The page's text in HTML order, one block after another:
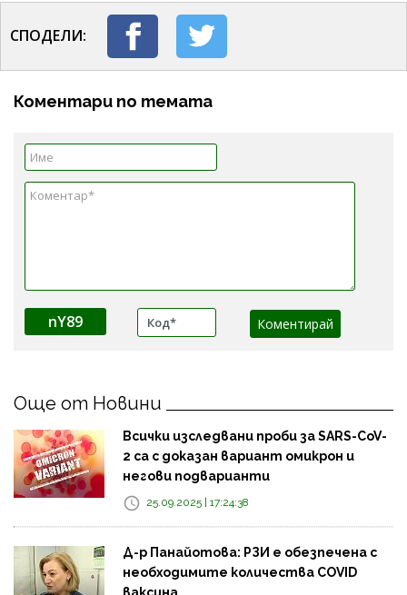
СПОДЕЛИ:
Коментари по темата
nY89
Още от Новини
Всички изследвани проби за SARS-CoV-
2 са с доказан вариант омикрон и
негови подварианти
25.09.2025 | 17:24:38
Д-р Панайотова: РЗИ е обезпечена с
необходимите количества COVID
ваксина